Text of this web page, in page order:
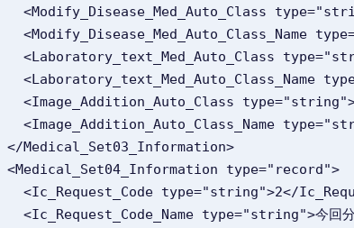
<Modify_Disease_Med_Auto_Class
<Modify_Disease_Med_Auto_Class_Name
<Laboratory_text_Med_Auto_Class
<Image_Addition_Auto_Class
<Image_Addition_Auto_Class_Name
      </Medical_Set03_Information>
      <Medical_Set04_Information type="record">
<Ic_Request_Code type="string">2</
<Ic_Request_Code_Name type="string">